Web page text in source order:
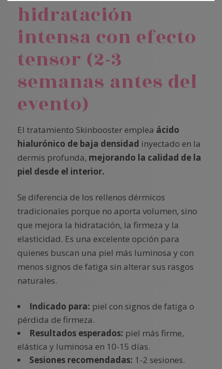
hidratación
intensa con efecto
tensor (2-3
semanas antes del
evento)
El tratamiento Skinbooster emplea ácido
hialurónico de baja densidad inyectado en la
dermis profunda, mejorando la calidad de la
piel desde el interior.
Se diferencia de los rellenos dérmicos
tradicionales porque no aporta volumen, sino
que mejora la hidratación, la firmeza y la
elasticidad. Es una excelente opción para
quienes buscan una piel más luminosa y con
menos signos de fatiga sin alterar sus rasgos
naturales.
Indicado para: piel con signos de fatiga o
pérdida de firmeza.
Resultados esperados: piel más firme,
elástica y luminosa en 10-15 días.
Sesiones recomendadas: 1-2 sesiones.